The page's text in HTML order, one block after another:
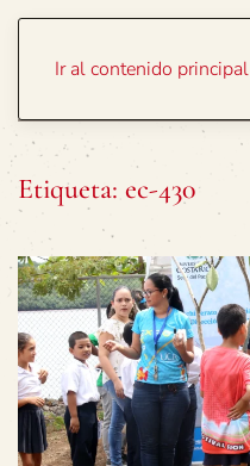
Ir al contenido principal
Etiqueta: ec-430